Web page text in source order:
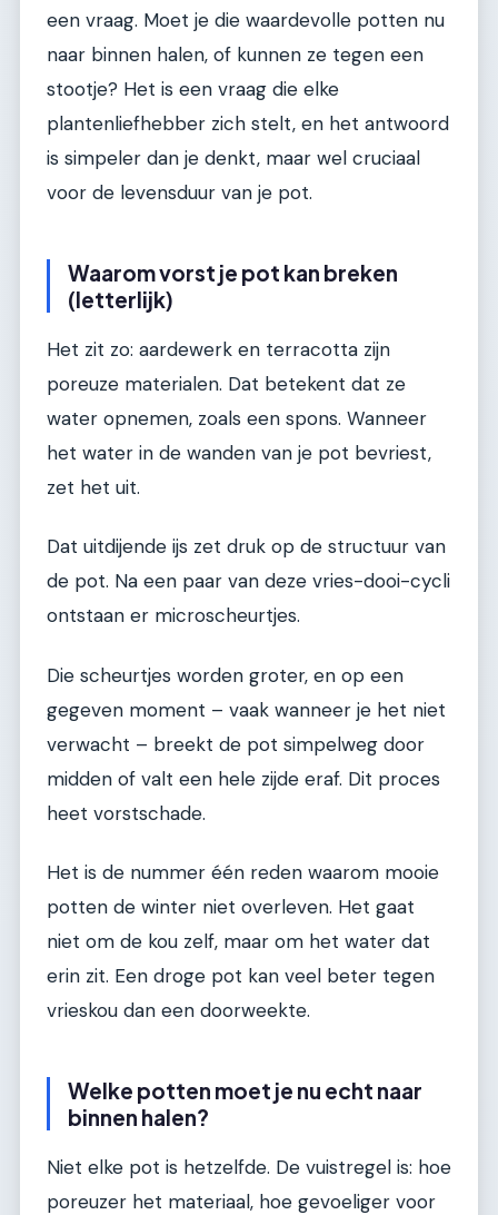
een vraag. Moet je die waardevolle potten nu
naar binnen halen, of kunnen ze tegen een
stootje? Het is een vraag die elke
plantenliefhebber zich stelt, en het antwoord
is simpeler dan je denkt, maar wel cruciaal
voor de levensduur van je pot.
Waarom vorst je pot kan breken
(letterlijk)
Het zit zo: aardewerk en terracotta zijn
poreuze materialen. Dat betekent dat ze
water opnemen, zoals een spons. Wanneer
het water in de wanden van je pot bevriest,
zet het uit.
Dat uitdijende ijs zet druk op de structuur van
de pot. Na een paar van deze vries-dooi-cycli
ontstaan er microscheurtjes.
Die scheurtjes worden groter, en op een
gegeven moment – vaak wanneer je het niet
verwacht – breekt de pot simpelweg door
midden of valt een hele zijde eraf. Dit proces
heet vorstschade.
Het is de nummer één reden waarom mooie
potten de winter niet overleven. Het gaat
niet om de kou zelf, maar om het water dat
erin zit. Een droge pot kan veel beter tegen
vrieskou dan een doorweekte.
Welke potten moet je nu echt naar
binnen halen?
Niet elke pot is hetzelfde. De vuistregel is: hoe
poreuzer het materiaal, hoe gevoeliger voor